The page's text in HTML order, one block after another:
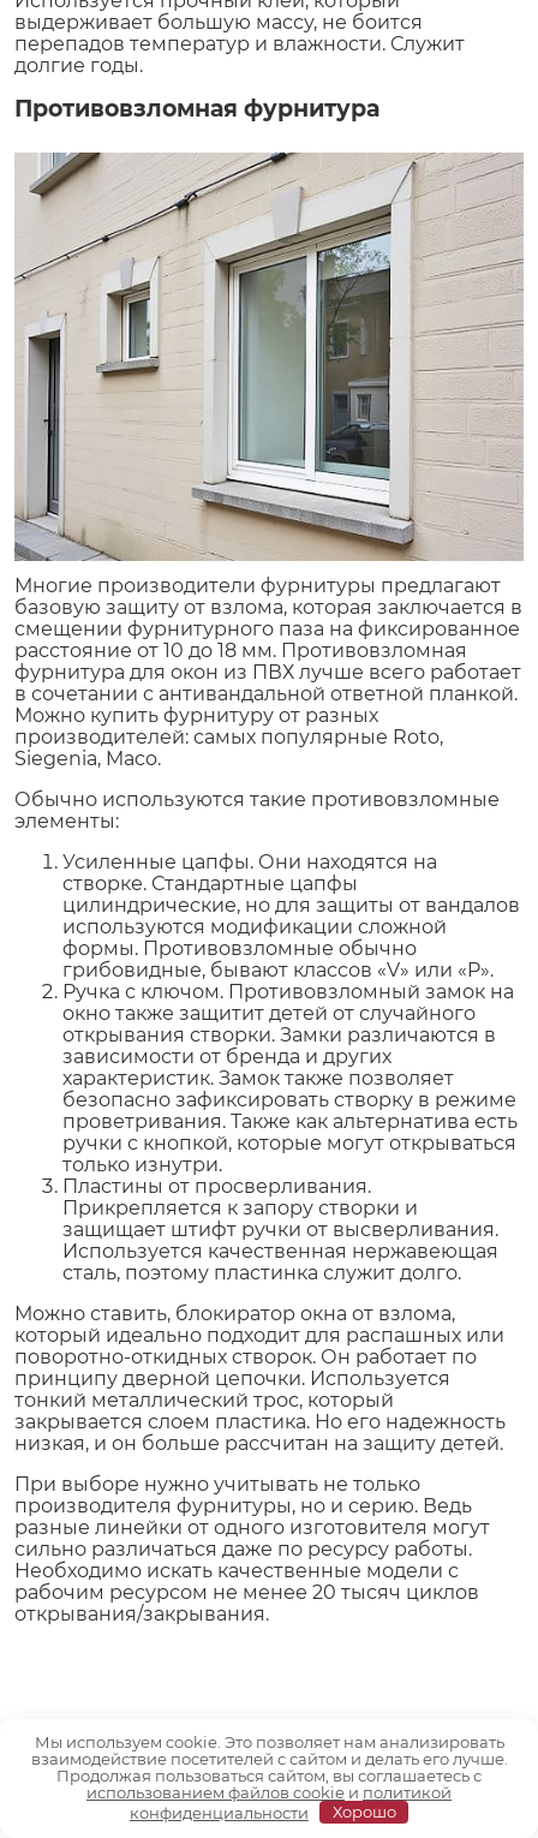
выдерживает большую массу, не боится
перепадов температур и влажности. Служит
долгие годы.
Противовзломная фурнитура
Многие производители фурнитуры предлагают
базовую защиту от взлома, которая заключается в
смещении фурнитурного паза на фиксированное
расстояние от 10 до 18 мм. Противовзломная
фурнитура для окон из ПВХ лучше всего работает
в сочетании с антивандальной ответной планкой.
Можно купить фурнитуру от разных
производителей: самых популярные Roto,
Siegenia, Maco.
Обычно используются такие противовзломные
элементы:
Усиленные цапфы. Они находятся на
створке. Стандартные цапфы
цилиндрические, но для защиты от вандалов
используются модификации сложной
формы. Противовзломные обычно
грибовидные, бывают классов «V» или «P».
Ручка с ключом. Противовзломный замок на
окно также защитит детей от случайного
открывания створки. Замки различаются в
зависимости от бренда и других
характеристик. Замок также позволяет
безопасно зафиксировать створку в режиме
проветривания. Также как альтернатива есть
ручки с кнопкой, которые могут открываться
только изнутри.
Пластины от просверливания.
Прикрепляется к запору створки и
защищает штифт ручки от высверливания.
Используется качественная нержавеющая
сталь, поэтому пластинка служит долго.
Можно ставить, блокиратор окна от взлома,
который идеально подходит для распашных или
поворотно-откидных створок. Он работает по
принципу дверной цепочки. Используется
тонкий металлический трос, который
закрывается слоем пластика. Но его надежность
низкая, и он больше рассчитан на защиту детей.
При выборе нужно учитывать не только
производителя фурнитуры, но и серию. Ведь
разные линейки от одного изготовителя могут
сильно различаться даже по ресурсу работы.
Необходимо искать качественные модели с
рабочим ресурсом не менее 20 тысяч циклов
открывания/закрывания.
Специфика монтажа
Мы используем cookie. Это позволяет нам анализировать
взаимодействие посетителей с сайтом и делать его лучше.
Продолжая пользоваться сайтом, вы соглашаетесь с
использованием файлов cookie и политикой
конфиденциальности
Хорошо